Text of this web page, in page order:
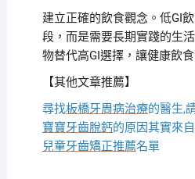
建立正確的飲食觀念。低GI
段，而是需要長期實踐的生
物替代高GI選擇，讓健康飲
【其他文章推薦】
尋找板橋牙周病治療的醫生,
寶寶牙齒脫鈣的原因其實來
兒童牙齒矯正推薦名單